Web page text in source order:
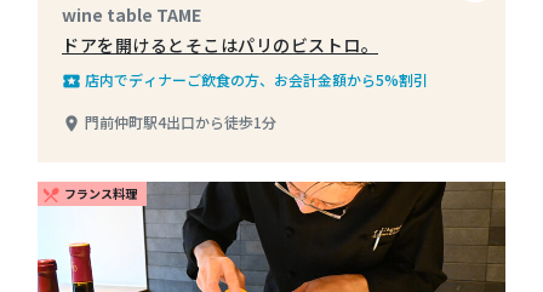
wine table TAME
ドアを開けるとそこはパリのビストロ。
local_play 店内でディナーご飲食の方、お会計金額から5%割引
place 門前仲町駅4出口から徒歩1分
restaurant_menu フランス料理